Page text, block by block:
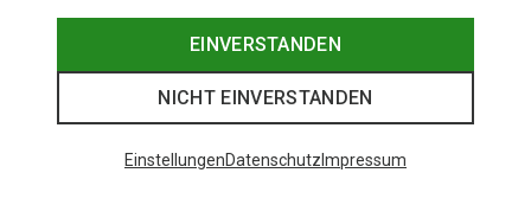
EINVERSTANDEN
NICHT EINVERSTANDEN
EinstellungenDatenschutz Impressum